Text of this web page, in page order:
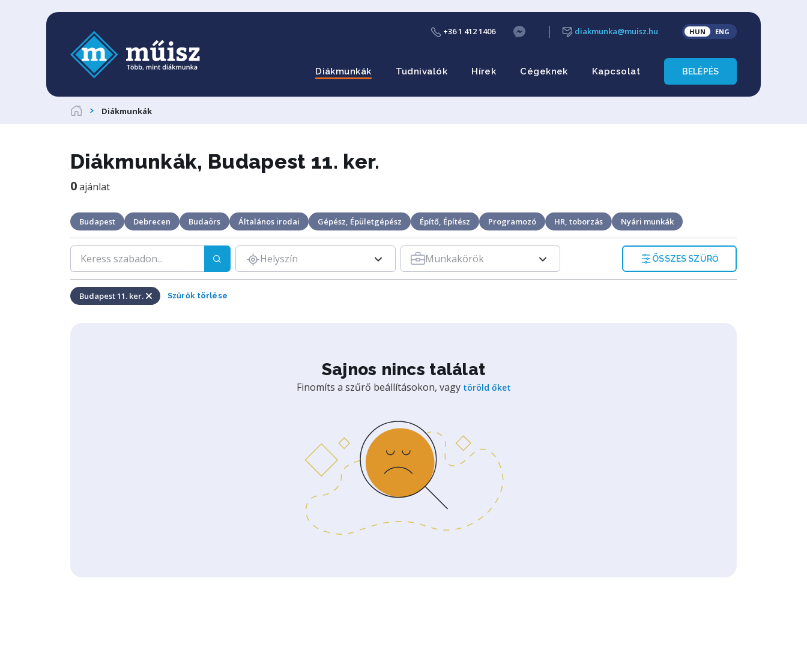
+36 1 412 1406 diakmunka@muisz.hu HUN ENG
Diákmunkák Tudnivalók Hírek Cégeknek Kapcsolat BELÉPÉS
Diákmunkák
Diákmunkák, Budapest 11. ker.
0ajánlat
Budapest Debrecen Budaörs Általános irodai Gépész, Épületgépész Építő, Építész Programozó HR, toborzás Nyári munkák
Helyszín Munkakörök ÖSSZES SZŰRŐ
Budapest 11. ker. Szűrők törlése
Sajnos nincs találat
Finomíts a szűrő beállításokon, vagy töröld őket